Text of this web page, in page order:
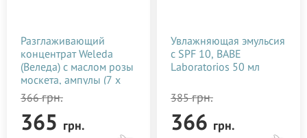
Разглаживающий
концентрат Weleda
(Веледа) с маслом розы
москета, ампулы (7 х
0,8 мл)
366грн.
365 грн.
Увлажняющая эмульсия
c SPF 10, BABE
Laboratorios 50 мл
385грн.
366 грн.